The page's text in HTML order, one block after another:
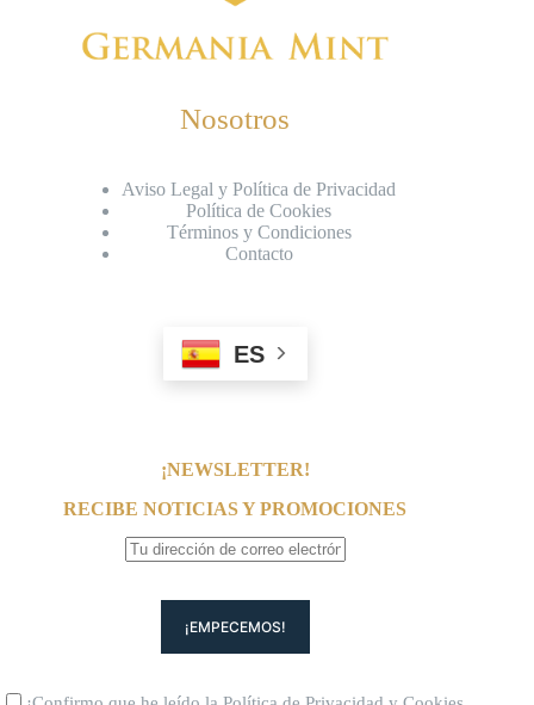
Nosotros
Aviso Legal y Política de Privacidad
Política de Cookies
Términos y Condiciones
Contacto
ES
¡NEWSLETTER!
RECIBE NOTICIAS Y PROMOCIONES